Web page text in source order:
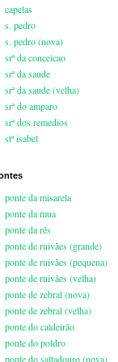
capelas
s. pedro
s. pedro (nova)
srª da conceicao
srª da saude
srª da saude (velha)
srª do amparo
srª dos remedios
stª isabel
ponte da misarela
ponte da mua
ponte da rês
ponte de ruivães (grande)
ponte de ruivães (pequena)
ponte de ruivães (velha)
ponte de zebral (nova)
ponte de zebral (velha)
ponte do caldeirão
ponte do poldro
ponte do saltadouro (nova)